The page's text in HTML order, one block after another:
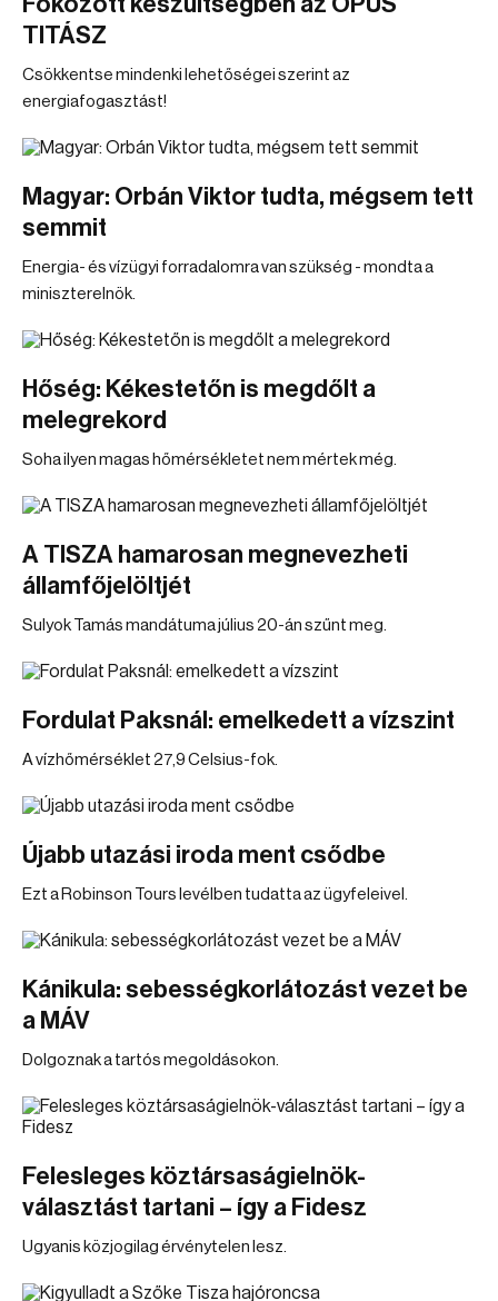
TITÁSZ
Csökkentse mindenki lehetőségei szerint az
energiafogasztást!
Magyar: Orbán Viktor tudta, mégsem tett
semmit
Energia- és vízügyi forradalomra van szükség - mondta a
miniszterelnök.
Hőség: Kékestetőn is megdőlt a
melegrekord
Soha ilyen magas hőmérsékletet nem mértek még.
A TISZA hamarosan megnevezheti
államfőjelöltjét
Sulyok Tamás mandátuma július 20-án szűnt meg.
Fordulat Paksnál: emelkedett a vízszint
A vízhőmérséklet 27,9 Celsius-fok.
Újabb utazási iroda ment csődbe
Ezt a Robinson Tours levélben tudatta az ügyfeleivel.
Kánikula: sebességkorlátozást vezet be
a MÁV
Dolgoznak a tartós megoldásokon.
Felesleges köztársaságielnök-
választást tartani – így a Fidesz
Ugyanis közjogilag érvénytelen lesz.